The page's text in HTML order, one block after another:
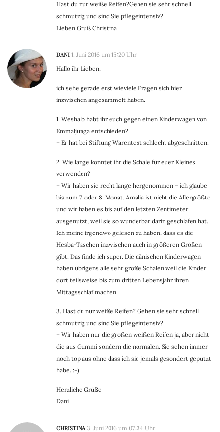
Hast du nur weiße Reifen?Gehen sie sehr schnell
schmutzig und sind Sie pflegeintensiv?
Lieben Gruß Christina
DANI 1. Juni 2016 um 15:20 Uhr
Hallo ihr Lieben,
ich sehe gerade erst wieviele Fragen sich hier
inzwischen angesammelt haben.
1. Weshalb habt ihr euch gegen einen Kinderwagen von
Emmaljunga entschieden?
– Er hat bei Stiftung Warentest schlecht abgeschnitten.
2. Wie lange konntet ihr die Schale für euer Kleines
verwenden?
– Wir haben sie recht lange hergenommen – ich glaube
bis zum 7. oder 8. Monat. Amalia ist nicht die Allergrößte
und wir haben es bis auf den letzten Zentimeter
ausgenutzt, weil sie so wunderbar darin geschlafen hat.
Ich meine irgendwo gelesen zu haben, dass es die
Hesba-Taschen inzwischen auch in größeren Größen
gibt. Das finde ich super. Die dänischen Kinderwagen
haben übrigens alle sehr große Schalen weil die Kinder
dort teilsweise bis zum dritten Lebensjahr ihren
Mittagsschlaf machen.
3. Hast du nur weiße Reifen? Gehen sie sehr schnell
schmutzig und sind Sie pflegeintensiv?
– Wir haben nur die großen weißen Reifen ja, aber nicht
die aus Gummi sondern die normalen. Sie sehen immer
noch top aus ohne dass ich sie jemals gesondert geputzt
habe. :-)
Herzliche Grüße
Dani
CHRISTINA 3. Juni 2016 um 07:34 Uhr